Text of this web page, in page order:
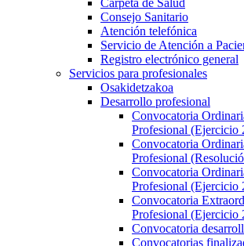
Carpeta de Salud
Consejo Sanitario
Atención telefónica
Servicio de Atención a
Registro electrónico general
Servicios para profesionales
Osakidetzakoa
Desarrollo profesional
Convocatoria
Profesional (Ejercicio
Convocatoria
Profesional
Convocatoria
Profesional (Ejercicio
Convocatoria
Profesional (Ejercicio
Convocatoria
Convocatorias